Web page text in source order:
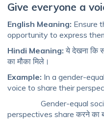
Give everyone a
English Meaning: Ensure
opportunity to express
Hindi Meaning: ये देखना कि
का मौका मिले।
Example: In a gender-
voice to share their
Gender-equal society
perspectives share करने का